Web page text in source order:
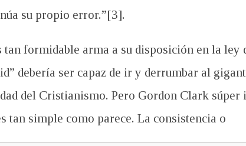
su propio error.”[3].
tan formidable arma a su disposición en la
debería ser capaz de ir y derrumbar al
del Cristianismo. Pero Gordon Clark
tan simple como parece. La consistencia o